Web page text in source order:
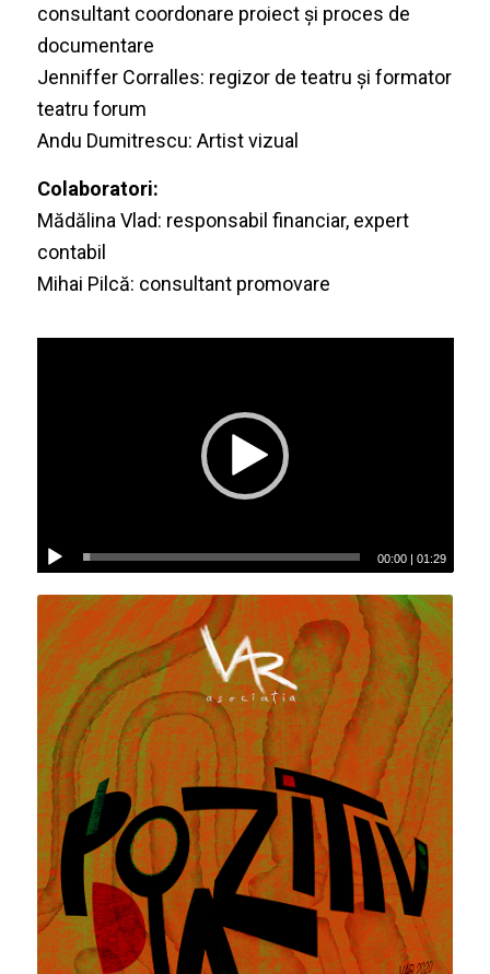
consultant coordonare proiect și proces de
documentare
Jenniffer Corralles: regizor de teatru și formator
teatru forum
Andu Dumitrescu: Artist vizual
Colaboratori:
Mădălina Vlad: responsabil financiar, expert
contabil
Mihai Pilcă: consultant promovare
00:00 |01:29